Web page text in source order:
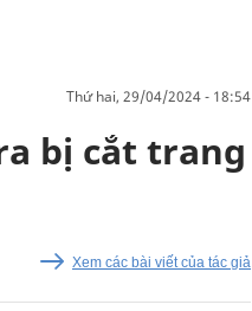
thứ hai, 29/04/2024 - 18:54
bị cắt trang
Xem các bài viết của tác giả